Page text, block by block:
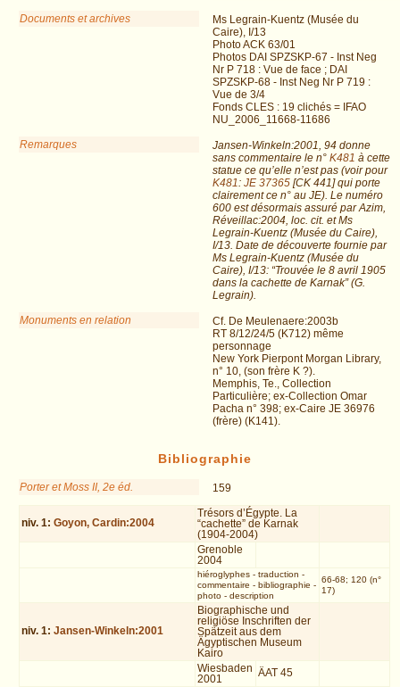
Documents et archives
Ms Legrain-Kuentz (Musée du
Caire), I/13
Photo ACK 63/01
Photos DAI SPZSKP-67 - Inst Neg
Nr P 718 : Vue de face ; DAI
SPZSKP-68 - Inst Neg Nr P 719 :
Vue de 3/4
Fonds CLES : 19 clichés = IFAO
NU_2006_11668-11686
Remarques
Jansen-Winkeln:2001, 94 donne
sans commentaire le n° K481 à cette
statue ce qu’elle n’est pas (voir pour
K481 : JE 37365 [CK 441] qui porte
clairement ce n° au JE). Le numéro
600 est désormais assuré par Azim,
Réveillac:2004, loc. cit. et Ms
Legrain-Kuentz (Musée du Caire),
I/13. Date de découverte fournie par
Ms Legrain-Kuentz (Musée du
Caire), I/13: “Trouvée le 8 avril 1905
dans la cachette de Karnak” (G.
Legrain).
Monuments en relation
Cf. De Meulenaere:2003b
RT 8/12/24/5 (K712) même
personnage
New York Pierpont Morgan Library,
n° 10, (son frère K ?).
Memphis, Te., Collection
Particulière; ex-Collection Omar
Pacha n° 398; ex-Caire JE 36976
(frère) (K141).
Bibliographie
Porter et Moss II, 2e éd. 159
niv. 1:Goyon, Cardin:2004
Trésors d’Égypte. La
“cachette” de Karnak
(1904-2004)
Grenoble
2004
hiéroglyphes- traduction -
commentaire - bibliographie -
photo- description
66-68; 120 (n°
17)
niv. 1:Jansen-Winkeln:2001
Biographische und
religiöse Inschriften der
Spätzeit aus dem
Ägyptischen Museum
Kairo
Wiesbaden
2001
ÄAT 45